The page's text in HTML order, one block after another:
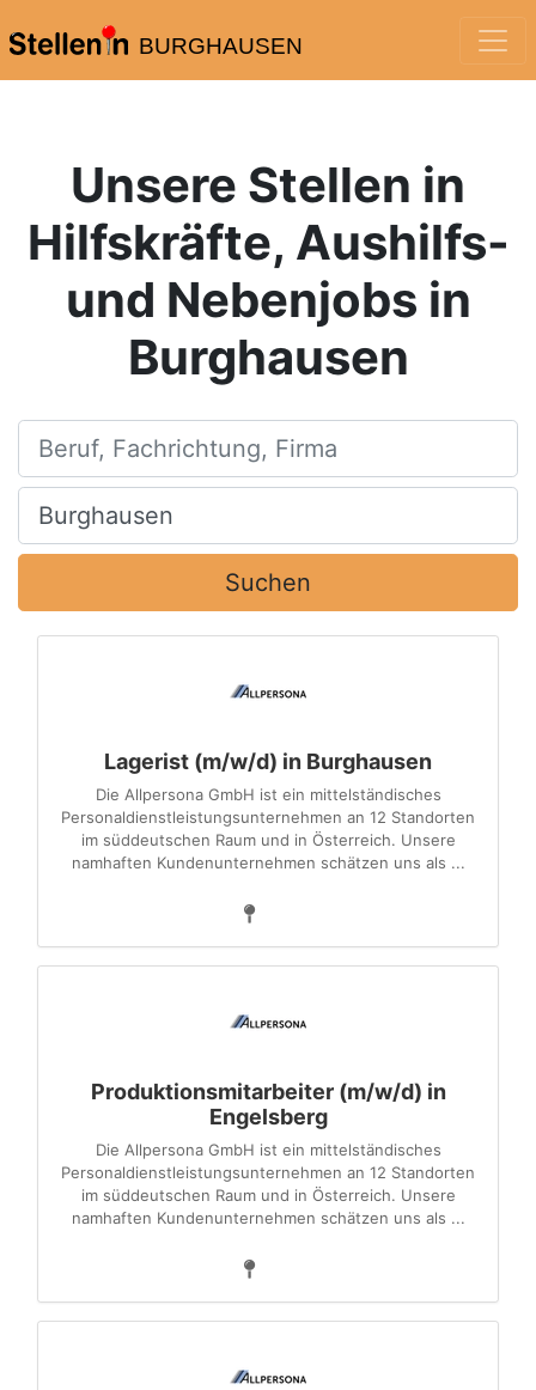
BURGHAUSEN
Unsere Stellen in
Hilfskräfte, Aushilfs-
und Nebenjobs in
Burghausen
Beruf, Fachrichtung, Firma
Ort, Stadt
Suchen
Lagerist (m/w/d) in Burghausen
Die Allpersona GmbH ist ein mittelständisches
Personaldienstleistungsunternehmen an 12 Standorten
im süddeutschen Raum und in Österreich. Unsere
namhaften Kundenunternehmen schätzen uns als ...
Produktionsmitarbeiter (m/w/d) in
Engelsberg
Die Allpersona GmbH ist ein mittelständisches
Personaldienstleistungsunternehmen an 12 Standorten
im süddeutschen Raum und in Österreich. Unsere
namhaften Kundenunternehmen schätzen uns als ...